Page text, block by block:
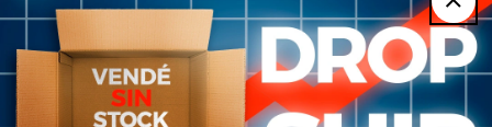
3 en stock 1 en stock